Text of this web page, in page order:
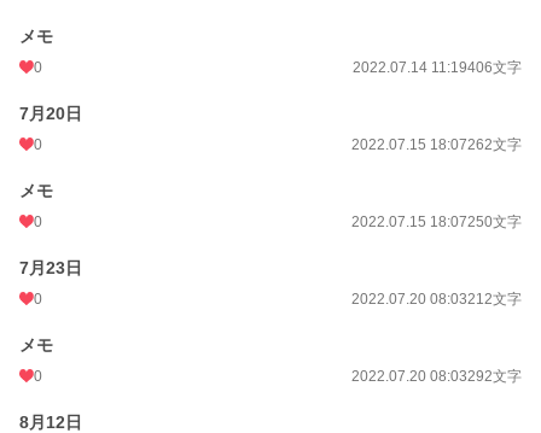
メモ
0 2022.07.14 11:19406文字
7月20日
0 2022.07.15 18:07262文字
メモ
0 2022.07.15 18:07250文字
7月23日
0 2022.07.20 08:03212文字
メモ
0 2022.07.20 08:03292文字
8月12日